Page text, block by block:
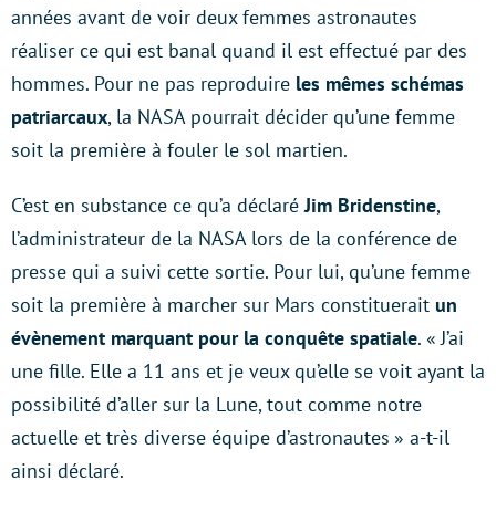
années avant de voir deux femmes astronautes
réaliser ce qui est banal quand il est effectué par des
hommes. Pour ne pas reproduire les mêmes schémas
patriarcaux, la NASA pourrait décider qu’une femme
soit la première à fouler le sol martien.
C’est en substance ce qu’a déclaréJim Bridenstine,
l’administrateur de la NASA lors de la conférence de
presse qui a suivi cette sortie. Pour lui, qu’une femme
soit la première à marcher sur Mars constituerait un
évènement marquant pour la conquête spatiale. « J’ai
une fille. Elle a 11 ans et je veux qu’elle se voit ayant la
possibilité d’aller sur la Lune, tout comme notre
actuelle et très diverse équipe d’astronautes » a-t-il
ainsi déclaré.